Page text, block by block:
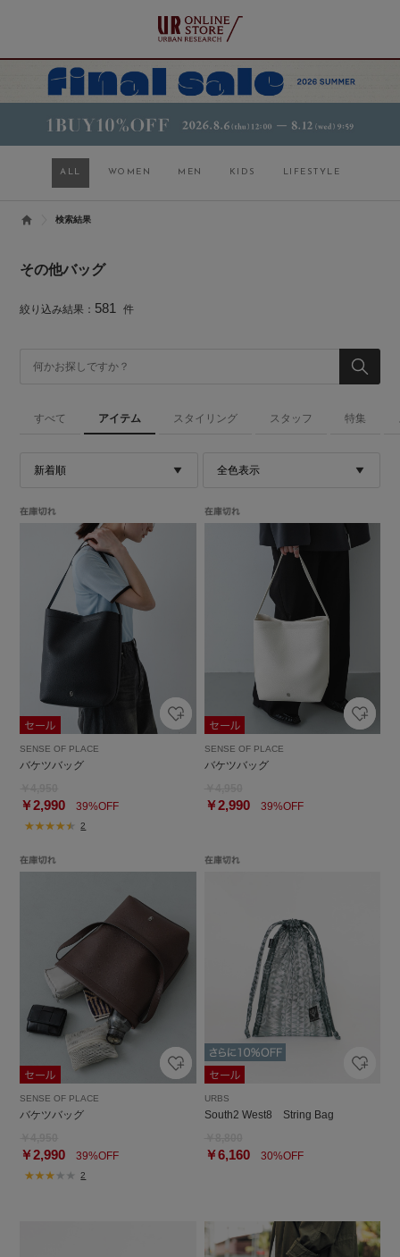
ALL WOMEN MEN KIDS LIFESTYLE
検索結果
その他バッグ
絞り込み結果： 581 件
すべて アイテム スタイリング スタッフ 特集
SENSE OF PLACE
バケツバッグ
￥2,990 39%OFF
2
SENSE OF PLACE
バケツバッグ
￥2,99039%OFF
SENSE OF PLACE
バケツバッグ
￥2,990 39%OFF
2
URBS
South2 West8 String Bag
￥6,16030%OFF